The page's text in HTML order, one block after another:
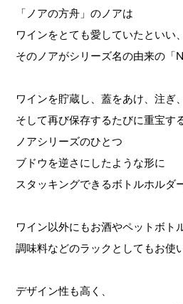
「ノアの方舟」のノアは
ワインをとても愛していたといい、
そのノアがシリーズ名の由来の「
ワインを貯蔵し、蓋をあけ、注ぎ、
そして再び保存するたびに重宝す
ノアシリーズのひとつ
ブドウを逆さにしたような形に
スタッキングできるボトルホルダー
ワイン以外にもお酒やペットボト
調味料などのラックとしてもお使
デザイン性も高く、